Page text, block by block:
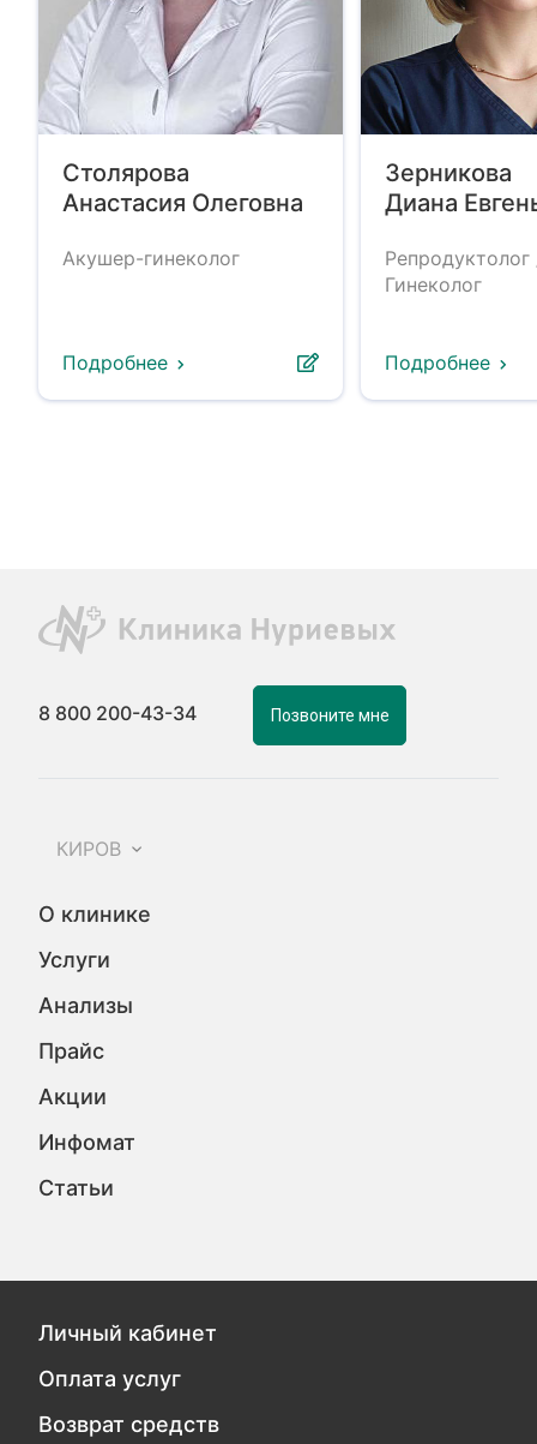
Столярова
Анастасия Олеговна
Акушер-гинеколог
Подробнее
Зерникова
Диана
Репродуктолог
Гинеколог
Подробнее
8 800 200-43-34 Позвоните мне
КИРОВ
О клинике
Услуги
Анализы
Прайс
Акции
Инфомат
Статьи
Личный кабинет
Оплата услуг
Возврат средств